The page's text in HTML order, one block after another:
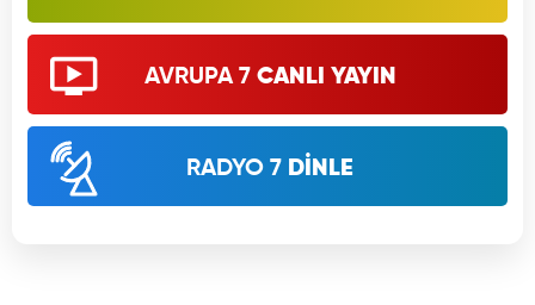
AVRUPA 7 CANLI YAYIN
RADYO 7 DİNLE